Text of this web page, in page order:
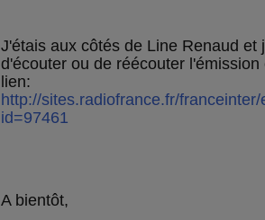
J'étais aux côtés de Line Renaud et
d'écouter ou de réécouter
lien:
http://sites.radiofrance.fr/
id=97461
A bientôt,